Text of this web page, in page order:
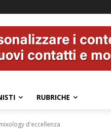
RUBRICHE
d'eccellenza